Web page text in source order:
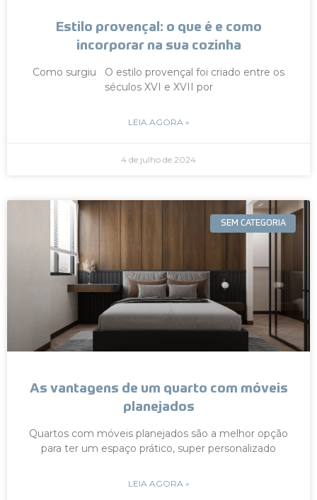
Estilo provençal: o que é e como
incorporar na sua cozinha
Como surgiu O estilo provençal foi criado entre os
séculos XVI e XVII por
LEIA AGORA »
4 de julho de 2024
SEM CATEGORIA
As vantagens de um quarto com móveis
planejados
Quartos com móveis planejados são a melhor opção
para ter um espaço prático, super personalizado
LEIA AGORA »